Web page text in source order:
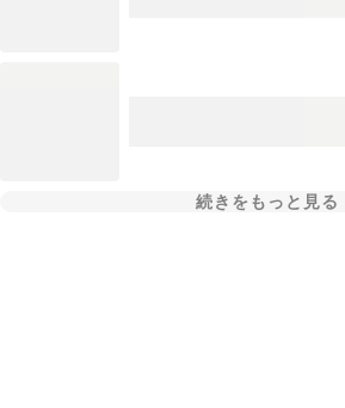
続きをもっと見る